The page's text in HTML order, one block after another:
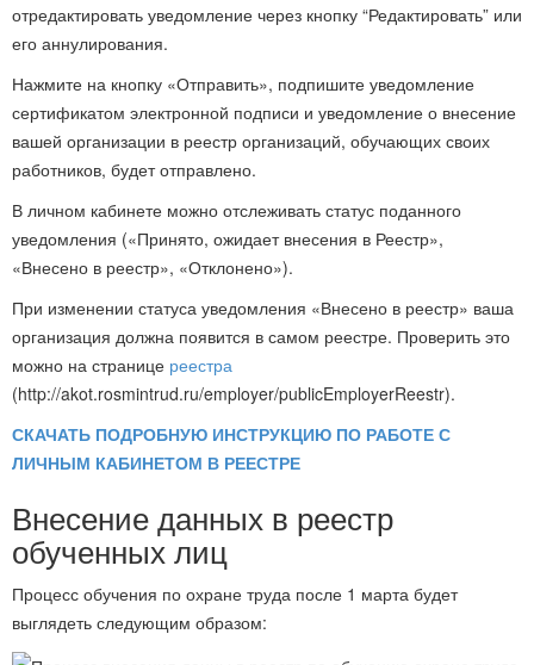
отредактировать уведомление через кнопку “Редактировать” или
его аннулирования.
Нажмите на кнопку «Отправить», подпишите уведомление
сертификатом электронной подписи и уведомление о внесение
вашей организации в реестр организаций, обучающих своих
работников, будет отправлено.
В личном кабинете можно отслеживать статус поданного
уведомления («Принято, ожидает внесения в Реестр»,
«Внесено в реестр», «Отклонено»).
При изменении статуса уведомления «Внесено в реестр» ваша
организация должна появится в самом реестре. Проверить это
можно на странице реестра
(http://akot.rosmintrud.ru/employer/publicEmployerReestr).
СКАЧАТЬ ПОДРОБНУЮ ИНСТРУКЦИЮ ПО РАБОТЕ С
ЛИЧНЫМ КАБИНЕТОМ В РЕЕСТРЕ
Внесение данных в реестр
обученных лиц
Процесс обучения по охране труда после 1 марта будет
выглядеть следующим образом: